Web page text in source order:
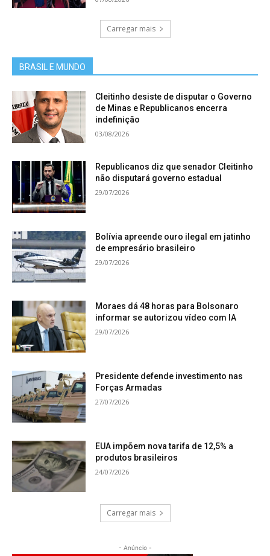
Carregar mais
BRASIL E MUNDO
Cleitinho desiste de disputar o Governo
de Minas e Republicanos encerra
indefinição
03/08/2026
Republicanos diz que senador Cleitinho
não disputará governo estadual
29/07/2026
Bolívia apreende ouro ilegal em jatinho
de empresário brasileiro
29/07/2026
Moraes dá 48 horas para Bolsonaro
informar se autorizou vídeo com IA
29/07/2026
Presidente defende investimento nas
Forças Armadas
27/07/2026
EUA impõem nova tarifa de 12,5% a
produtos brasileiros
24/07/2026
Carregar mais
- Anúncio -